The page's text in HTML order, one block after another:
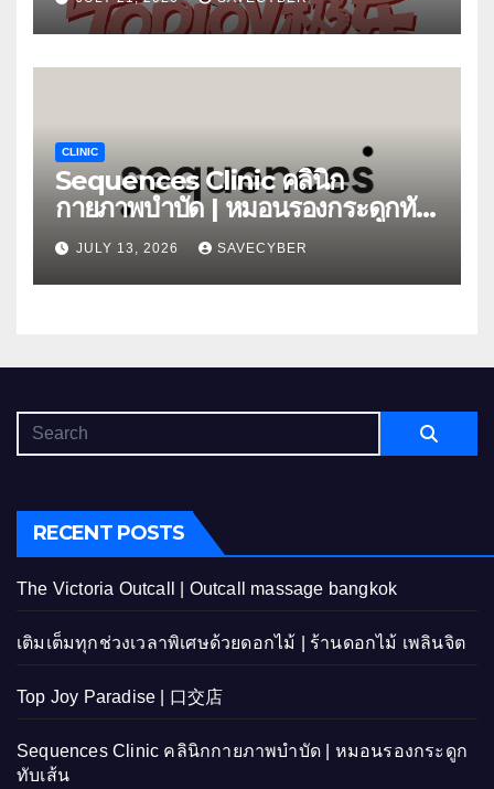
CLINIC
Sequences Clinic คลินิก
กายภาพบำบัด | หมอนรองกระดูกทับ
เส้นJULY 13, 2026 SAVECYBER
RECENT POSTS
The Victoria Outcall | Outcall massage bangkok
เติมเต็มทุกช่วงเวลาพิเศษด้วยดอกไม้ | ร้านดอกไม้ เพลินจิต
Top Joy Paradise | 口交店
Sequences Clinic คลินิกกายภาพบำบัด | หมอนรองกระดูก
ทับเส้น